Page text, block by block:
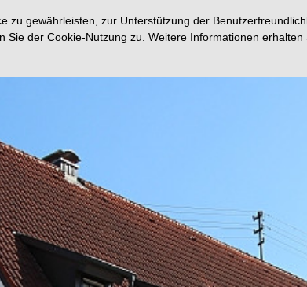
zu gewährleisten, zur Unterstützung der
Sie der Cookie-Nutzung zu. Weitere Informationen erhalten